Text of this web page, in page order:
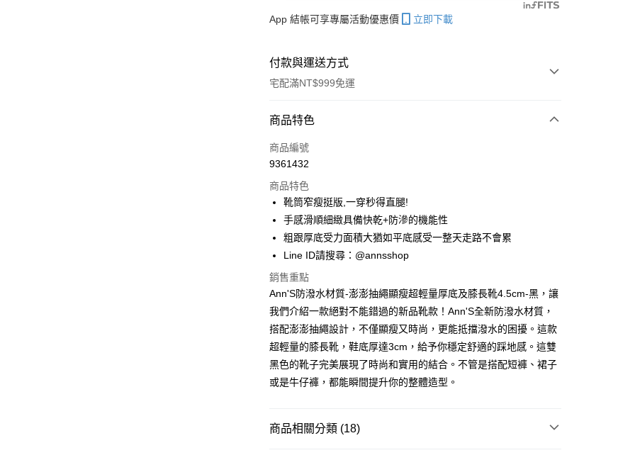
App 結帳可享專屬活動優惠價 立即下載
付款與運送方式
宅配滿NT$999免運
付款方式
信用卡一次付款
3 期 0 利率 每期 NT$926
合作金庫商業銀行
第一商業銀行
華南商業銀行
彰化商業銀行
國泰世華商業銀行
臺灣中小企業銀行
匯豐（台灣）商業銀行
華泰商業銀行
聯邦商業銀行
遠東國際商業銀行
玉山商業銀行
星展（台灣）商業銀行
台新國際商業銀行
中國信託商業銀行
台灣樂天信用卡公司
6 期 0 利率 每期NT$463
合作金庫商業銀行
第一商業銀行
華南商業銀行
國泰世華商業銀行
臺灣中小企業銀行
台中商業銀行
匯豐（台灣）商業銀行
華泰商業銀行
聯邦商業銀行
遠東國際商業銀行
元大商業銀行
永豐商業銀行
台新國際商業銀行
中國信託商業銀行
台灣樂天信用卡公司
購物金
Apple Pay
悠遊付
Google Pay
大哥付你分期
商品特色
商品編號
9361432
商品特色
靴筒窄瘦挺版,一穿秒得直腿!
手感滑順細緻具備快乾+防滲的機能性
粗跟厚底受力面積大猶如平底感受一整天走路不會累
Line ID請搜尋：@annsshop
銷售重點
Ann'S防潑水材質-澎澎抽繩顯瘦超輕量厚底及膝長靴4.5cm-黑，讓
我們介紹一款絕對不能錯過的新品靴款！Ann'S全新防潑水材質，
搭配澎澎抽繩設計，不僅顯瘦又時尚，更能抵擋潑水的困擾。這款
超輕量的膝長靴，鞋底厚達3cm，給予你穩定舒適的踩地感。這雙
黑色的靴子完美展現了時尚和實用的結合。不管是搭配短褲、裙子
或是牛仔褲，都能瞬間提升你的整體造型。
商品相關分類 (18)